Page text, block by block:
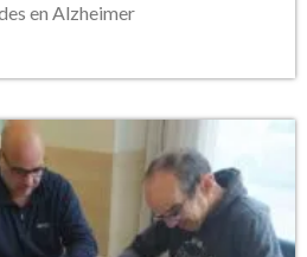
en Alzheimer